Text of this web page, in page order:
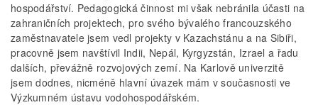
hospodářství. Pedagogická činnost mi však nebránila účasti na
zahraničních projektech, pro svého bývalého francouzského
zaměstnavatele jsem vedl projekty v Kazachstánu a na Sibiři,
pracovně jsem navštívil Indii, Nepál, Kyrgyzstán, Izrael a řadu
dalších, převážně rozvojových zemí. Na Karlově univerzitě
jsem dodnes, nicméně hlavní úvazek mám v současnosti ve
Výzkumném ústavu vodohospodářském.